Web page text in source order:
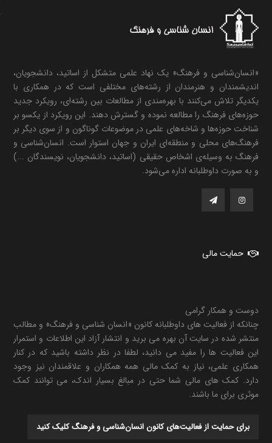
«انسان‌شناسی و فرهنگ» یک نهاد علمی متشکل از اساتید، دانشجویان،
اندیشمندان و هنرمندان از رشته‌های مختلفی است که در همکاری با
یکدیگر تلاش می‌کنند با بهره‌مندی از مطالعات بین رشته‌ای، رویکرد جدید
حوزه‌های فرهنگ را مطالعه نموده و گسترش دهند. این رویکرد از یکسو بر
شناخت حوزه‌ها و شاخه‌های علمی در موضوعات گوناگون و از سوی دیگر بر
فرهنگ‌های محلی و منطقه‌ای ایران و جهان استوار است. انسان‌شناسی و
فرهنگ به وسیله‌ی اشخاص حقیقی (اساتید، دانشجویان، نویسندگان ...)
و به صورت داوطلبانه اداره می‌شود.
حمایت مالی
دوست و همکار گرامی
چنانکه از فعالیت های داوطلبانه کانون «انسان شناسی و فرهنگ» و مطالب
منتشر شده در سایت آن بهره می برید و انتشار آزاد این اطلاعات و استمرار
این فعالیت ها را مفید می دانید، لطفا در نظر داشته باشید که در کنار
همکاری علمی، نیاز به کمک مالی همه همکاران و علاقمندان نیز وجود
دارد. کمک های مالی شما حتی در مبالغ بسیار اندک، می توانند کمک
موثری برای ما باشند.
برای حمایت از فعالیت‌های کانون انسان‌شناسی و فرهنگ کلیک کنید